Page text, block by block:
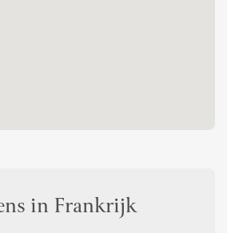
in Frankrijk